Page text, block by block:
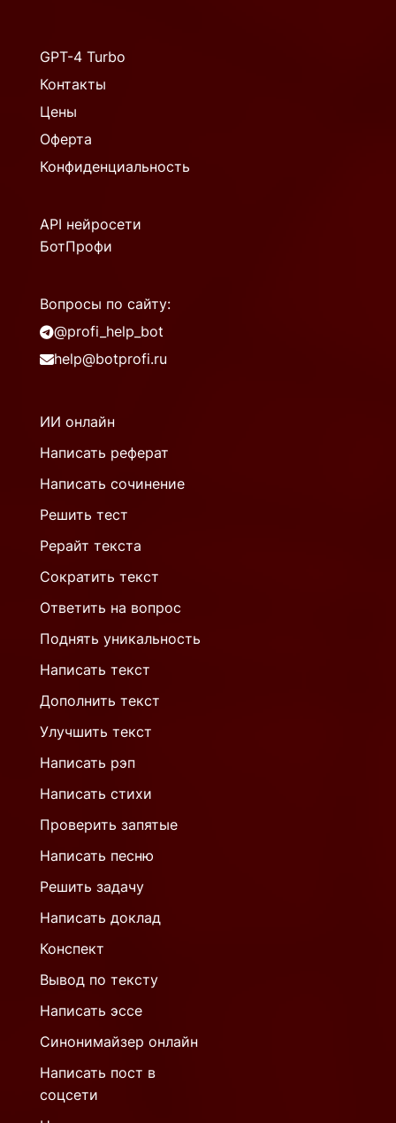
GPT-4 Turbo
Контакты
Цены
Оферта
Конфиденциальность
API нейросети
БотПрофи
Вопросы по сайту:
@profi_help_bot
help@botprofi.ru
ИИ онлайн
Написать реферат
Написать сочинение
Решить тест
Рерайт текста
Сократить текст
Ответить на вопрос
Поднять уникальность
Написать текст
Дополнить текст
Улучшить текст
Написать рэп
Написать стихи
Проверить запятые
Написать песню
Решить задачу
Написать доклад
Конспект
Вывод по тексту
Написать эссе
Синонимайзер онлайн
Написать пост в
соцсети